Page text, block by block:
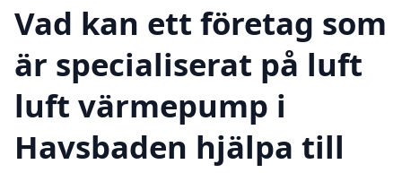
Vad kan ett företag som
är specialiserat på luft
luft värmepump i
Havsbaden hjälpa till